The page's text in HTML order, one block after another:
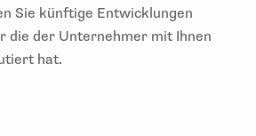
Sie künftige Entwicklungen
die der Unternehmer mit Ihnen
hat.